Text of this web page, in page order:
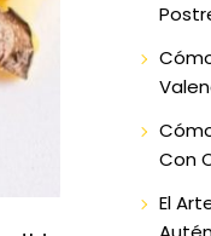
Con
El